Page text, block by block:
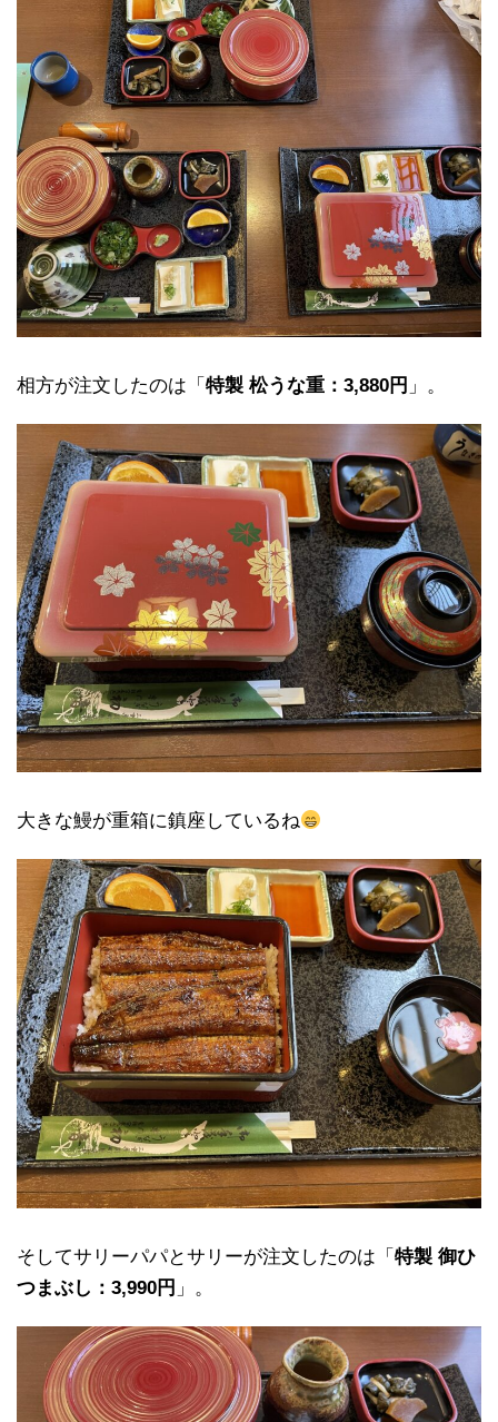
相方が注文したのは「 特製 松うな重：3,880円 」。
大きな鰻が重箱に鎮座しているね
そしてサリーパパとサリーが注文したのは「 特製 御ひ
つまぶし：3,990円 」。